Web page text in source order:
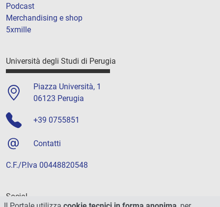
Podcast
Merchandising e shop
5xmille
Università degli Studi di Perugia
Piazza Università, 1
06123 Perugia
+39 0755851
Contatti
C.F./P.Iva 00448820548
Social